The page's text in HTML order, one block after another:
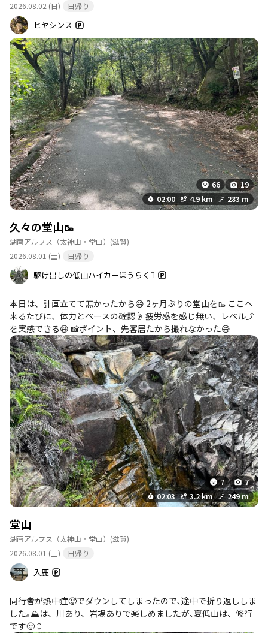
2026.08.02 (日)
日帰り
ヒヤシンス
66
19
02:00
4.9 km 283 m
久々の堂山🥾
湖南アルプス（太神山・堂山） (滋賀)
2026.08.01 (土)
日帰り
駆け出しの低山ハイカーほうらく
本日は、計画立てて無かったから😅 2ヶ月ぶりの堂山を🥾 ここへ
来るたびに、体力とペースの確認☝️ 疲労感を感じ無い、レベル⤴️
を実感できる😆 📸ポイント、先客居たから撮れなかった😅
7
7
02:03
3.2 km 249 m
堂山
湖南アルプス（太神山・堂山） (滋賀)
2026.08.01 (土)
日帰り
入鹿
同行者が熱中症🥵でダウンしてしまったので､途中で折り返ししま
した｡⛰️は、川あり、岩場ありで楽しめましたが､夏低山は、修行
です🙂‍↕️